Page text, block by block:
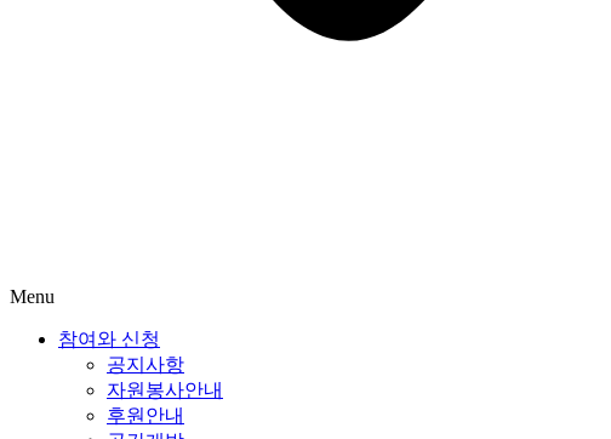
Menu
참여와 신청
공지사항
자원봉사안내
후원안내